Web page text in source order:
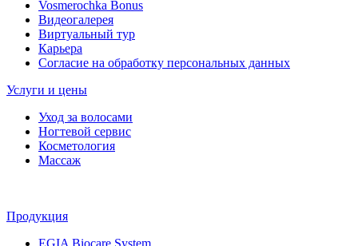
Vosmerochka Bonus
Видеогалерея
Виртуальный тур
Карьера
Согласие на обработку персональных данных
Услуги и цены
Уход за волосами
Ногтевой сервис
Косметология
Массаж
Продукция
EGIA Biocare System